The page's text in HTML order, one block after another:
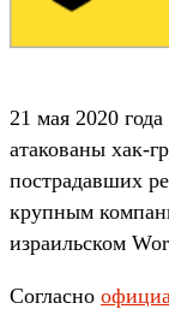
21 мая 2020
атакованы хак-
пострадавших
крупным
израильском
Согласно